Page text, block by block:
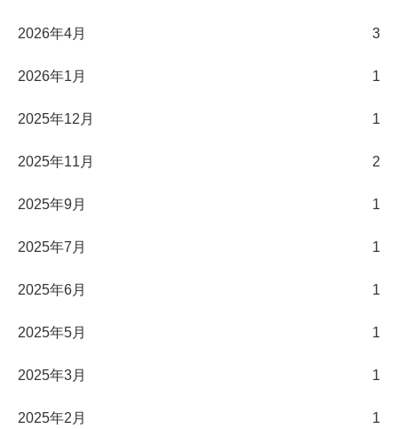
2026年4月 3
2026年1月 1
2025年12月 1
2025年11月 2
2025年9月 1
2025年7月 1
2025年6月 1
2025年5月 1
2025年3月 1
2025年2月 1